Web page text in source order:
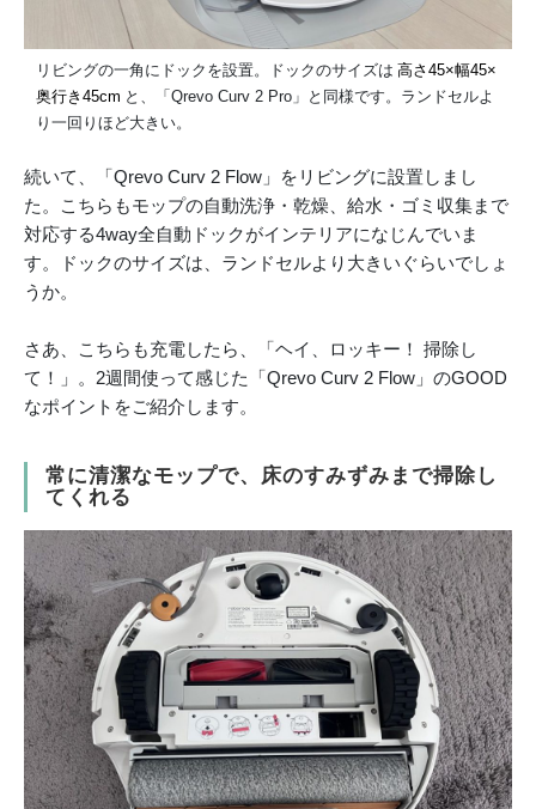
リビングの一角にドックを設置。ドックのサイズは 高さ45×幅45×
奥行き45cm と、「Qrevo Curv 2 Pro」と同様です。ランドセルよ
り一回りほど大きい。
続いて、「Qrevo Curv 2 Flow」をリビングに設置しまし
た。こちらもモップの自動洗浄・乾燥、給水・ゴミ収集まで
対応する4way全自動ドックがインテリアになじんでいま
す。ドックのサイズは、ランドセルより大きいぐらいでしょ
うか。
さあ、こちらも充電したら、「ヘイ、ロッキー！ 掃除し
て！」。2週間使って感じた「Qrevo Curv 2 Flow」のGOOD
なポイントをご紹介します。
常に清潔なモップで、床のすみずみまで掃除し
てくれる